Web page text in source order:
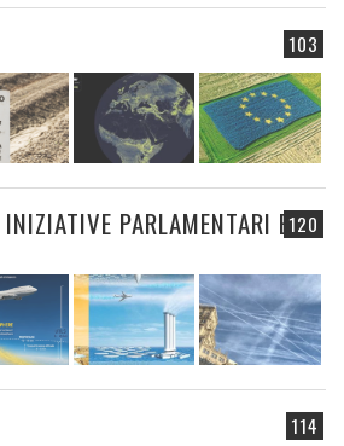
103
120
PARLAMENTARI E
114